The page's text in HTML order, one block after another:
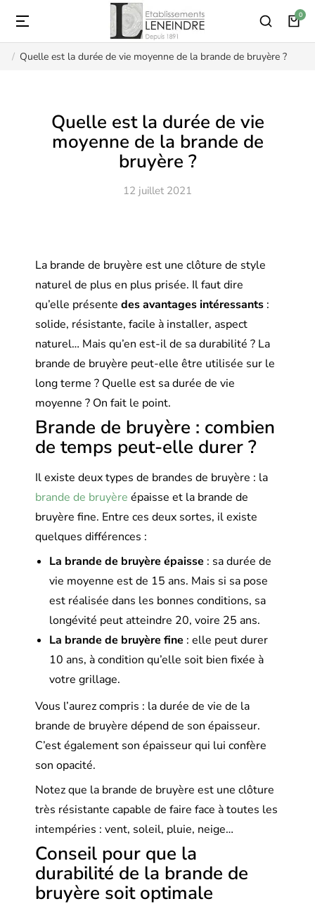
Vous êtes ici :
Quelle est la durée de vie moyenne de la brande de bruyère ?
Quelle est la durée de vie
moyenne de la brande de
bruyère ?
12 juillet 2021
La brande de bruyère est une clôture de style
naturel de plus en plus prisée. Il faut dire
qu’elle présente des avantages intéressants :
solide, résistante, facile à installer, aspect
naturel… Mais qu’en est-il de sa durabilité ? La
brande de bruyère peut-elle être utilisée sur le
long terme ? Quelle est sa durée de vie
moyenne ? On fait le point.
Brande de bruyère : combien
de temps peut-elle durer ?
Il existe deux types de brandes de bruyère : la
brande de bruyère épaisse et la brande de
bruyère fine. Entre ces deux sortes, il existe
quelques différences :
La brande de bruyère épaisse : sa durée de
vie moyenne est de 15 ans. Mais si sa pose
est réalisée dans les bonnes conditions, sa
longévité peut atteindre 20, voire 25 ans.
La brande de bruyère fine : elle peut durer
10 ans, à condition qu’elle soit bien fixée à
votre grillage.
Vous l’aurez compris : la durée de vie de la
brande de bruyère dépend de son épaisseur.
C’est également son épaisseur qui lui confère
son opacité.
Notez que la brande de bruyère est une clôture
très résistante capable de faire face à toutes les
intempéries : vent, soleil, pluie, neige…
Conseil pour que la
durabilité de la brande de
bruyère soit optimale